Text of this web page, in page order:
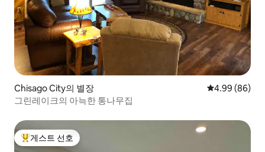
Chisago City의 별장 평점 4.99점(5
4.99 (86)
그린레이크의 아늑한 통나무집
상위 게스트 선호
게스트 선호